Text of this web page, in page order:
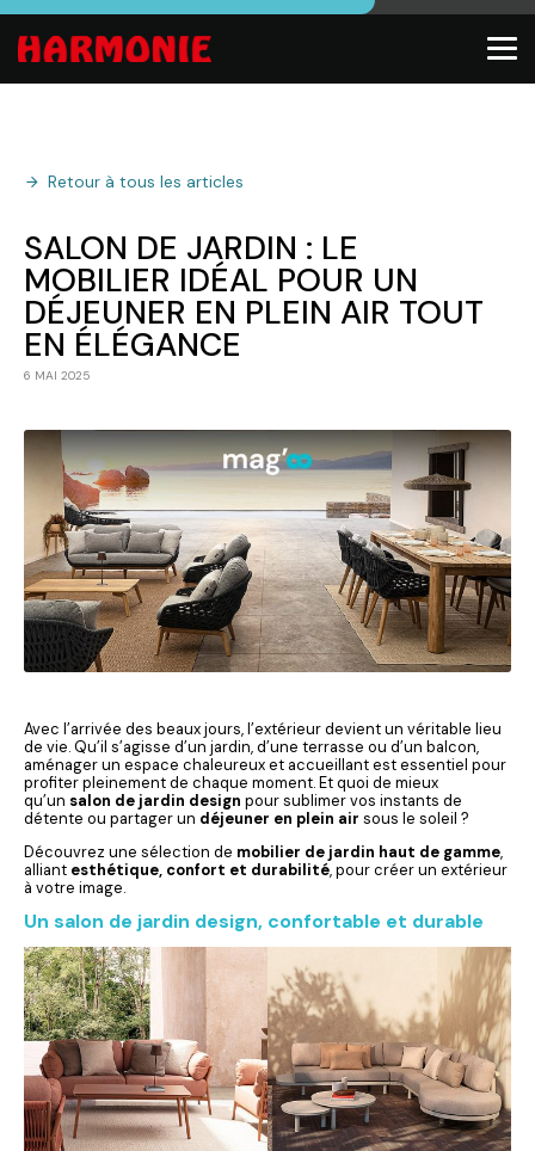
Retour à tous les articles
SALON DE JARDIN : LE
MOBILIER IDÉAL POUR UN
DÉJEUNER EN PLEIN AIR TOUT
EN ÉLÉGANCE
6 MAI 2025
Avec l’arrivée des beaux jours, l’extérieur devient un véritable lieu
de vie. Qu’il s’agisse d’un jardin, d’une terrasse ou d’un balcon,
aménager un espace chaleureux et accueillant est essentiel pour
profiter pleinement de chaque moment. Et quoi de mieux
qu’un salon de jardin design pour sublimer vos instants de
détente ou partager un déjeuner en plein air sous le soleil ?
Découvrez une sélection de mobilier de jardin haut de gamme,
alliant esthétique, confort et durabilité, pour créer un extérieur
à votre image.
Un salon de jardin design, confortable et durable